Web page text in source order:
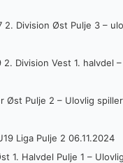
2. Division Øst Pulje 3 –
Division Vest 1. halvdel
Øst Pulje 2 – Ulovlig
Liga Pulje 2 06.11.2024
1. Halvdel Pulje 1 –